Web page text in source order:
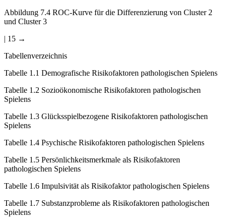
Abbildung 7.4 ROC-Kurve für die Differenzierung von Cluster 2
und Cluster 3
| 15 →
Tabellenverzeichnis
Tabelle 1.1 Demografische Risikofaktoren pathologischen Spielens
Tabelle 1.2 Sozioökonomische Risikofaktoren pathologischen
Spielens
Tabelle 1.3 Glücksspielbezogene Risikofaktoren pathologischen
Spielens
Tabelle 1.4 Psychische Risikofaktoren pathologischen Spielens
Tabelle 1.5 Persönlichkeitsmerkmale als Risikofaktoren
pathologischen Spielens
Tabelle 1.6 Impulsivität als Risikofaktor pathologischen Spielens
Tabelle 1.7 Substanzprobleme als Risikofaktoren pathologischen
Spielens